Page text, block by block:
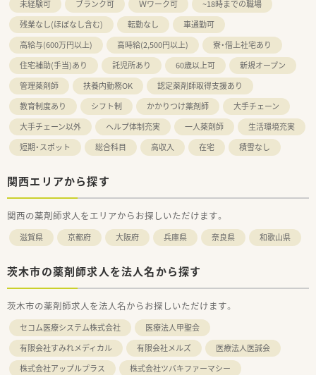
未経験可 ブランク可 Ｗワーク可
~18時までの職場
残業なし(ほぼなし含む)
転勤なし
車通勤可
高給与(600万円以上)
高時給(2,500円以上)
寮・借上社宅あり
住宅補助(手当)あり
託児所あり 60歳以上可
新規オープン
管理薬剤師
扶養内勤務OK
認定薬剤師取得支援あり
教育制度あり
シフト制 かかりつけ薬剤師
大手チェーン
大手チェーン以外
ヘルプ体制充実 一人薬剤師
生活環境充実
短期・スポット
総合科目 高収入 在宅 積雪なし
関西エリアから探す
関西の薬剤師求人をエリアからお探しいただけます。
滋賀県 京都府 大阪府 兵庫県 奈良県 和歌山県
茨木市の薬剤師求人を法人名から探す
茨木市の薬剤師求人を法人名からお探しいただけます。
セコム医療システム株式会社
医療法人甲聖会
有限会社すみれメディカル
有限会社メルズ
医療法人医誠会
株式会社アップルプラス
株式会社ツバキファーマシー